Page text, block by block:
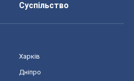
Суспільство
Харків
Дніпро